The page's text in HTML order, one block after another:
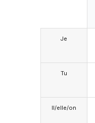
Je
Tu
Il/elle/on